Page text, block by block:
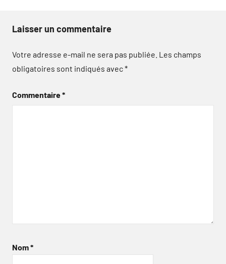
Laisser un commentaire
Votre adresse e-mail ne sera pas publiée. Les champs
obligatoires sont indiqués avec*
Commentaire*
Nom*